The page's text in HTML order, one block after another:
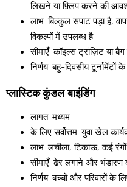
लिखने या फ़्लिप करने की
लाभ: बिल्कुल सपाट पड़ा है,
विकल्पों में उपलब्ध है
सीमाएँ: कॉइल्स ट्रांज़िट या
निर्णय: बहु-दिवसीय टूर्नामेंटों
प्लास्टिक कुंडल बाइंडिंग
लागत: मध्यम
के लिए सर्वोत्तम: युवा खेल
लाभ: लचीला, टिकाऊ, कई
सीमाएँ: ढेर लगाने और
निर्णय: बच्चों और परिवारों के